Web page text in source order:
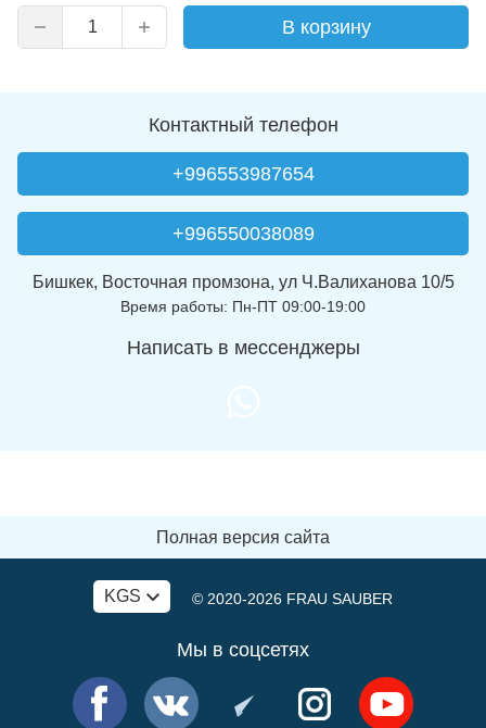
В корзину
Контактный телефон
+996553987654
+996550038089
Бишкек, Восточная промзона, ул Ч.Валиханова 10/5
Время работы: Пн-ПТ 09:00-19:00
Написать в мессенджеры
Полная версия сайта
KGS © 2020-2026 FRAU SAUBER
Мы в соцсетях